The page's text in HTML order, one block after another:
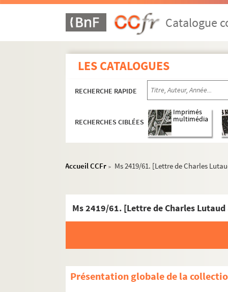
Catalogue
LES CATALOGUES
RECHERCHE RAPIDE
RECHERCHES CIBLÉES
Imprimés
multimédia
Accueil CCFr > Ms 2419/61. [Lettre de Charles
Ms 2419/61. [Lettre de Charles Lutaud
Présentation globale de la
Ms 2400/1-5. Documents concernant l'abbé
Ms 2401. Le Graal, scénario de la scripte,
Ms 2402. Une description de Fougères
Ms 2419/01-84. Correspondance adressée
Ms 2419/01. [Lettre de Réginald
Ms 2419/02. [Lettre de Mme Bach
Ms 2419/03. [Lettre de Victor Bérard,
Ms 2419/31. [Lettre de René Ghil, poète
Ms 2419/32. [Carte postale envoyée par
Ms 2419/35-38. Correspondance
Ms 2419/39-42. Correspondance